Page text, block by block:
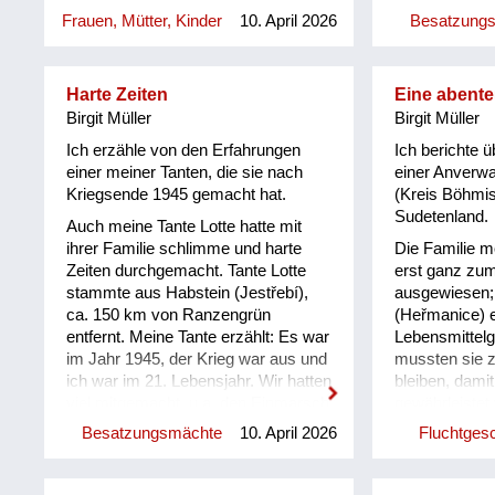
aus der Heimat mitgeführt hatten.
Cousinen.
Frauen, Mütter, Kinder 10. April 2026
vielleicht 12
doch dann
aufgegeben.
Zeit! Die
Bauernhöfen
Essen
bei unserem
den Russen
seiner
hinauf und
oben lagen,
uns
waren die
aufgefallen.
Harte Zeiten
Birgit Müller
Ich erzähle von den Erfahrungen
einer meiner Tanten, die sie nach
Kriegsende 1945 gemacht hat.
Auch meine Tante Lotte hatte mit
ihrer Familie schlimme und harte
Zeiten durchgemacht. Tante Lotte
stammte aus Habstein (Jestřebí),
ca. 150 km von Ranzengrün
entfernt. Meine Tante erzählt: Es war
im Jahr 1945, der Krieg war aus und
ich war im 21. Lebensjahr. Wir hatten
viel mitgemacht, u.a. den Einmarsch
der Russen, was sehr schrecklich
war. Mein Vater hat uns Frauen vor
Besatzungsmächte 10. April 2026
Eine
Birgit Müller
Ich berichte
einer
(Kreis
Sudetenland.
Die Familie
erst ganz
(Heřmanice)
mussten sie
bleiben,
welche
durften nicht